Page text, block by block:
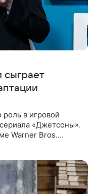
в игровой
«Джетсоны».
Warner Bros.